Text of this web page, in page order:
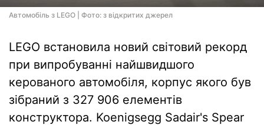
Автомобіль з LEGO | Фото: з відкритих джерел
LEGO встановила новий світовий рекорд
при випробуванні найшвидшого
керованого автомобіля, корпус якого був
зібраний з 327 906 елементів
конструктора. Koenigsegg Sadair's Spear